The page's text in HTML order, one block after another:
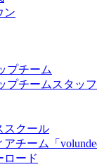
ファンサービス
治安田J3リーグ
ット
治安田Ｊ3リー
＆マナー
ンコミュニティ
ン
プチーム
プチームスタッフ
スクール
チーム「
ロード